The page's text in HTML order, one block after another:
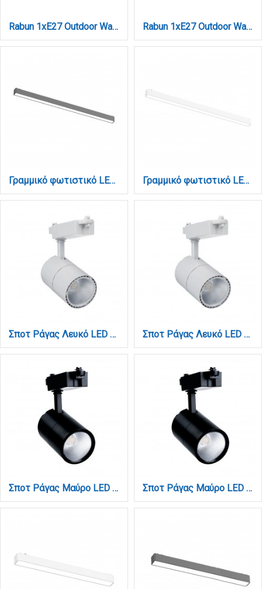
Rabun 1xE27 Outdoor Wall Lamp Black D:24.5cmx23.5cm (80202514) Rabun 1xE27 Outdoor Wall Lamp White D:24.5cmx23.5cm (80202524)
Γραμμικό φωτιστικό LED 20W 3000Κ-6000Κ για ultra thin ράγα σε μαύρη απόχρωση D:61,5cmX2.4cm (TUS06205-Black) Γραμμικό φωτιστικό LED 20W 3000Κ-6000Κ για ultra thin ράγα σε λευκή απόχρωση D:61.5cmX2.4cm (TUS06205-White)
Σποτ Ράγας Λευκό LED 30W 3000K D:9,5cmX20,5cm (T00201-WH) Σποτ Ράγας Λευκό LED 30W 4000K D:9,5cmX20,5cm (T00202-WH)
Σποτ Ράγας Μαύρο LED 30W 3000K D:9,5cmX20,5cm (T00201-BL) Σποτ Ράγας Μαύρο LED 30W 4000K D:9,5cmX20,5cm (T00202-BL)